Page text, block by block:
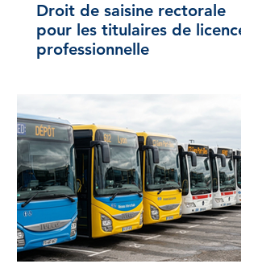
Droit de saisine rectorale
pour les titulaires de licence
professionnelle